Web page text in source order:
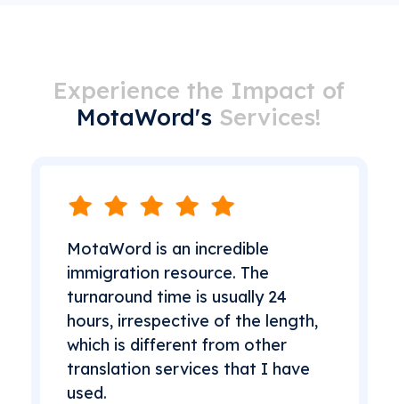
Experience the Impact of
MotaWord's Services!
MotaWord is an incredible
immigration resource. The
turnaround time is usually 24
hours, irrespective of the length,
which is different from other
translation services that I have
used.